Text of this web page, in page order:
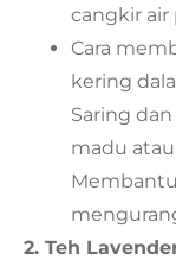
cangkir air
Cara
kering
Saring
madu atau
2. Teh